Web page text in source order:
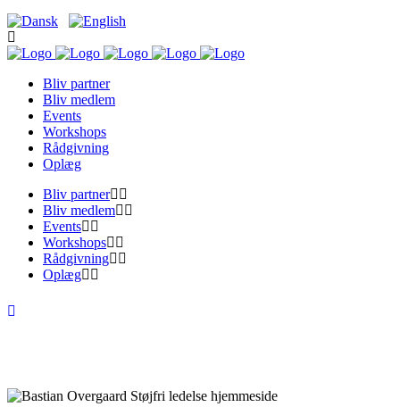
Bliv partner
Bliv medlem
Events
Workshops
Rådgivning
Oplæg
Bliv partner
Bliv medlem
Events
Workshops
Rådgivning
Oplæg